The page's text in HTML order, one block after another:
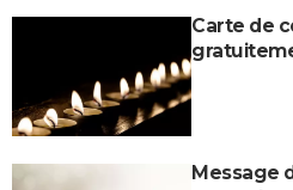
Carte de
Message